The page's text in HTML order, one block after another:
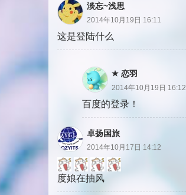
淡忘~浅思
2014年10月19日 16:11
这是登陆什么
恋羽
2014年10月19日 16:12
百度的登录！
卓扬国旅
2014年10月17日 14:12
度娘在抽风